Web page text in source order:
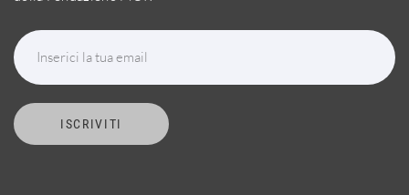
Inserici la tua email
ISCRIVITI